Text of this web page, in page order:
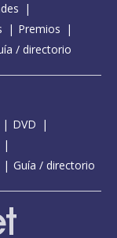
Premios
/ directorio
DVD
Guía / directorio